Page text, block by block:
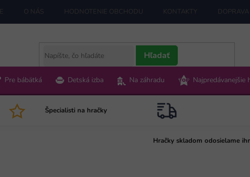
O NÁS HODNOTENIE OBCHODU KONTAKTY
Hľadať
Pre bábätká Detská izba Na záhradu Najpredávanejšie
Špecialisti na hračky
Hračky skladom odosielame